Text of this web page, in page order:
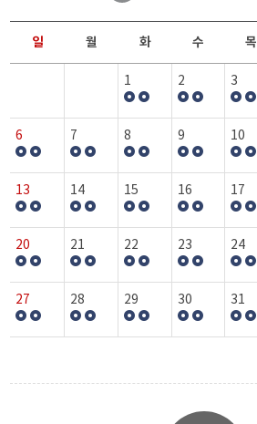
일 월 화 수 목
1 2 3
6 7 8 9 10
13 14 15 16 17
20 21 22 23 24
27 28 29 30 31